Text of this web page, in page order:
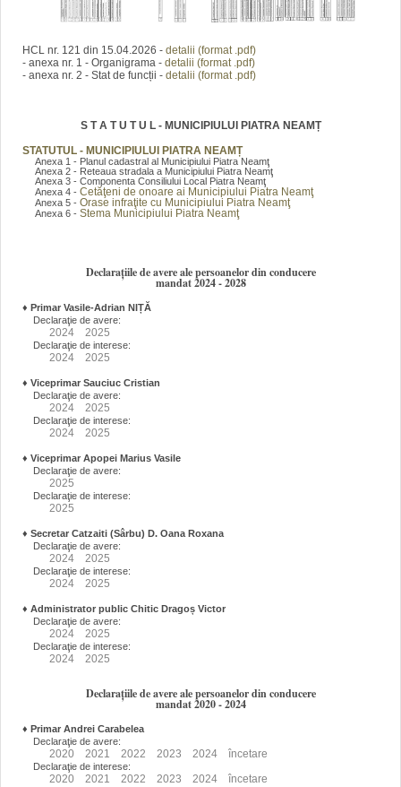
HCL nr. 121 din 15.04.2026 - detalii (format .pdf)
- anexa nr. 1 - Organigrama - detalii (format .pdf)
- anexa nr. 2 - Stat de funcții - detalii (format .pdf)
S T A T U T U L - MUNICIPIULUI PIATRA NEAMȚ
STATUTUL - MUNICIPIULUI PIATRA NEAMȚ
Anexa 1 - Planul cadastral al Municipiului Piatra Neamţ
Anexa 2 - Reteaua stradala a Municipiului Piatra Neamţ
Anexa 3 - Componenta Consiliului Local Piatra Neamţ
Anexa 4 - Cetăţeni de onoare ai Municipiului Piatra Neamţ
Anexa 5 - Orase infraţite cu Municipiului Piatra Neamţ
Anexa 6 - Stema Municipiului Piatra Neamţ
Declarațiile de avere ale persoanelor din conducere
mandat 2024 - 2028
♦ Primar Vasile-Adrian NIȚĂ
Declaraţie de avere:
2024 2025
Declaraţie de interese:
2024 2025
♦ Viceprimar Sauciuc Cristian
Declaraţie de avere:
2024 2025
Declaraţie de interese:
2024 2025
♦ Viceprimar Apopei Marius Vasile
Declaraţie de avere:
2025
Declaraţie de interese:
2025
♦ Secretar Catzaiti (Sârbu) D. Oana Roxana
Declaraţie de avere:
2024 2025
Declaraţie de interese:
2024 2025
♦ Administrator public Chitic Dragoș Victor
Declaraţie de avere:
2024 2025
Declaraţie de interese:
2024 2025
Declarațiile de avere ale persoanelor din conducere
mandat 2020 - 2024
♦ Primar Andrei Carabelea
Declaraţie de avere:
2020 2021 2022 2023 2024 încetare
Declaraţie de interese:
2020 2021 2022 2023 2024 încetare